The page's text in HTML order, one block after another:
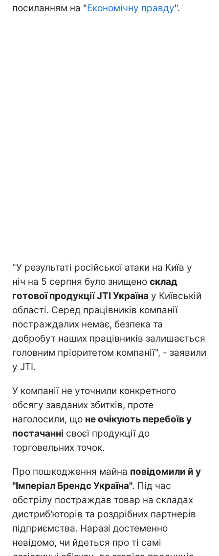
посиланням на "Економічну правду".
"У результаті російської атаки на Київ у
ніч на 5 серпня було знищено склад
готової продукції JTI Україна у Київській
області. Серед працівників компанії
постраждалих немає, безпека та
добробут наших працівників залишається
головним пріоритетом компанії", - заявили
у JTI.
У компанії не уточнили конкретного
обсягу завданих збитків, проте
наголосили, що не очікують перебоїв у
постачанні своєї продукції до
торговельних точок.
Про пошкодження майна повідомили й у
"Імперіал Брендс Україна". Під час
обстрілу постраждав товар на складах
дистриб'юторів та роздрібних партнерів
підприємства. Наразі достеменно
невідомо, чи йдеться про ті самі